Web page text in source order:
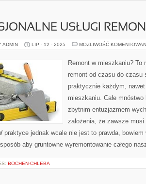
USŁUGI
ADMIN LIP - 12 - 2025 MOŻLIWOŚĆ
Remont w mieszkaniu? To
remont od czasu do czasu
praktycznie każdym,
mieszkaniu. Całe
zbytnim entuzjazmem
założenia, że zawsze
praktyce jednak wcale nie jest to prawda,
aby gruntowne wyremontowanie całego
BOCHEN-CHLEBA